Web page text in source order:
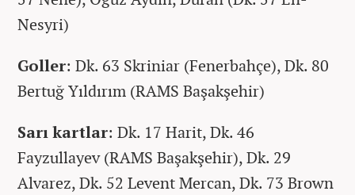
Nesyri)
Goller: Dk. 63 Skriniar (Fenerbahçe), Dk. 80
Bertuğ Yıldırım (RAMS Başakşehir)
Sarı kartlar: Dk. 17 Harit, Dk. 46
Fayzullayev (RAMS Başakşehir), Dk. 29
Alvarez, Dk. 52 Levent Mercan, Dk. 73 Brown